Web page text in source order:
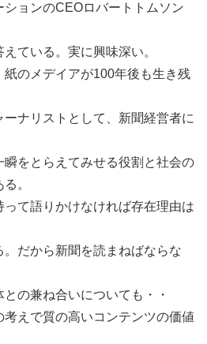
ョンのCEOロバートトムソン
ている。実に興味深い。
紙のメデイアが100年後も生き残
ナリストとして、新聞経営者に
瞬をとらえてみせる役割と社会の
。
て語りかけなければ存在理由は
だから新聞を読まねばならな
の兼ね合いについても・・
考えで質の高いコンテンツの価値